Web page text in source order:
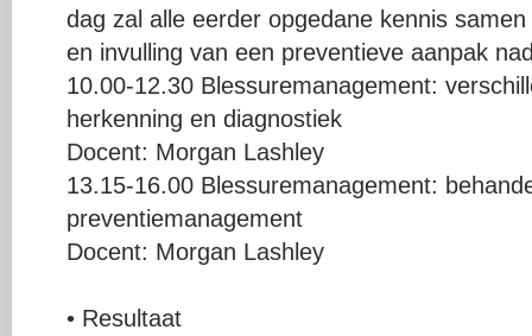
dag zal alle eerder opgedane kennis
en invulling van een preventieve aanpak
10.00-12.30 Blessuremanagement:
herkenning en diagnostiek
Docent: Morgan Lashley
13.15-16.00 Blessuremanagement:
preventiemanagement
Docent: Morgan Lashley
• Resultaat